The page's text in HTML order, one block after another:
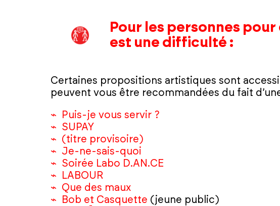
Pour les personnes
est une difficulté :
Certaines propositions artistiques sont
peuvent vous être recommandées du fait
Puis-je vous servir ?
SUPAY
(titre provisoire)
Je-ne-sais-quoi
Soirée Labo D.AN.CE
LABOUR
Que des maux
Bob et Casquette (jeune public)